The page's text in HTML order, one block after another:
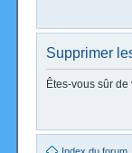
Supprimer
Êtes-vous sûr